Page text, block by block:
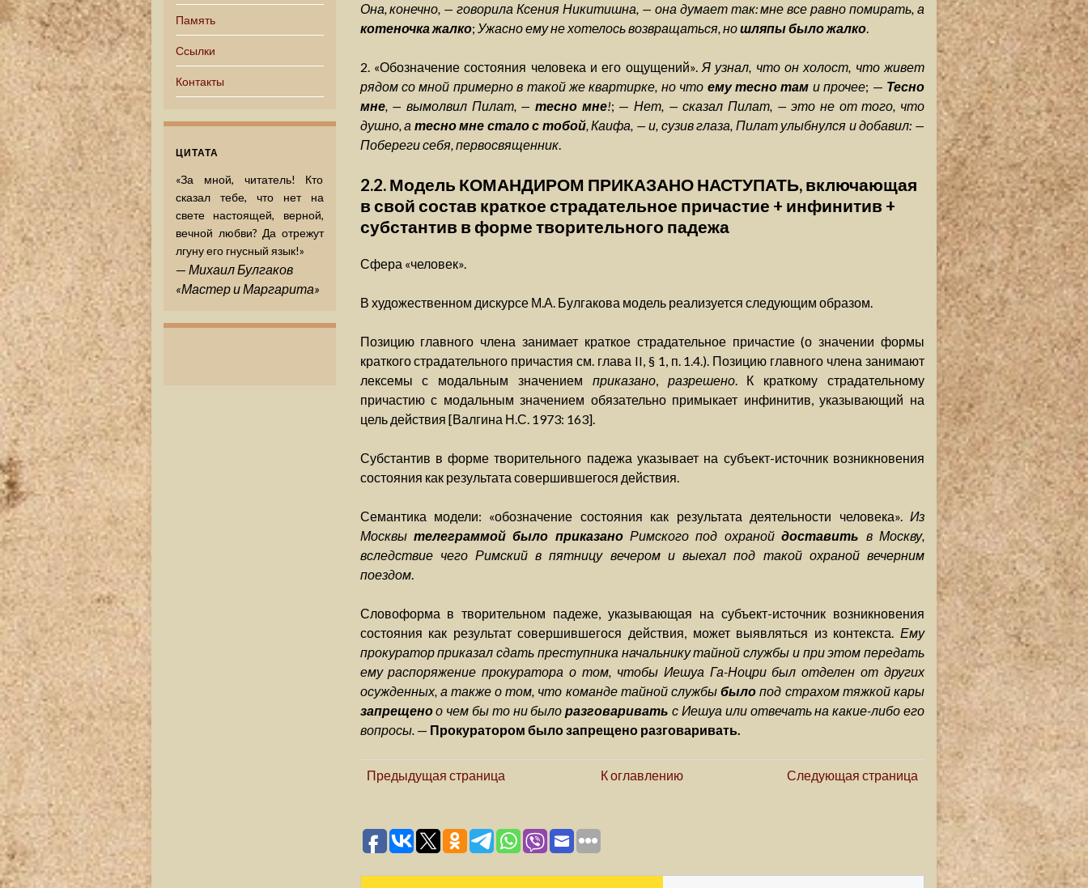
Память
Ссылки
Контакты
ЦИТАТА
«За мной, читатель! Кто
сказал тебе, что нет на
свете настоящей, верной,
вечной любви? Да отрежут
лгуну его гнусный язык!»
— Михаил Булгаков
«Мастер и Маргарита»
Она, конечно, — говорила Ксения Никитишна, — она думает так: мне все равно помирать, а
котеночка жалко; Ужасно ему не хотелось возвращаться, ношляпы было жалко.
2. «Обозначение состояния человека и его ощущений». Я узнал, что он холост, что живет
рядом со мной примерно в такой же квартирке, но что ему тесно там и прочее; — Тесно
мне, — вымолвил Пилат, — тесно мне!; — Нет, — сказал Пилат, — это не от того, что
душно, а тесно мне стало с тобой, Каифа, — и, сузив глаза, Пилат улыбнулся и добавил: —
Побереги себя, первосвященник.
2.2. Модель КОМАНДИРОМ ПРИКАЗАНО НАСТУПАТЬ, включающая
в свой состав краткое страдательное причастие + инфинитив +
субстантив в форме творительного падежа
Сфера «человек».
В художественном дискурсе М.А. Булгакова модель реализуется следующим образом.
Позицию главного члена занимает краткое страдательное причастие (о значении формы
краткого страдательного причастия см. глава II, § 1, п. 1.4.). Позицию главного члена занимают
лексемы с модальным значением приказано, разрешено. К краткому страдательному
причастию с модальным значением обязательно примыкает инфинитив, указывающий на
цель действия [Валгина Н.С. 1973: 163].
Субстантив в форме творительного падежа указывает на субъект-источник возникновения
состояния как результата совершившегося действия.
Семантика модели: «обозначение состояния как результата деятельности человека». Из
Москвы телеграммой было приказаноРимского под охранойдоставить в Москву,
вследствие чего Римский в пятницу вечером и выехал под такой охраной вечерним
поездом.
Словоформа в творительном падеже, указывающая на субъект-источник возникновения
состояния как результат совершившегося действия, может выявляться из контекста. Ему
прокуратор приказал сдать преступника начальнику тайной службы и при этом передать
ему распоряжение прокуратора о том, чтобы Иешуа Га-Ноцри был отделен от других
осужденных, а также о том, что команде тайной службыбыло под страхом тяжкой кары
запрещеноо чем бы то ни былоразговаривать с Иешуа или отвечать на какие-либо его
вопросы. — Прокуратором было запрещено разговаривать.
Предыдущая страница К оглавлению Следующая страница